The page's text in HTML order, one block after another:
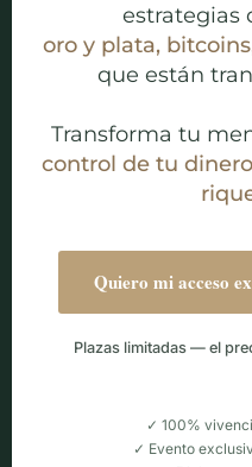
estrategias
oro y plata,
que están
Transforma tu
control de tu dinero
Quiero mi acceso
Plazas limitadas — el
✓ 100%
✓ Evento